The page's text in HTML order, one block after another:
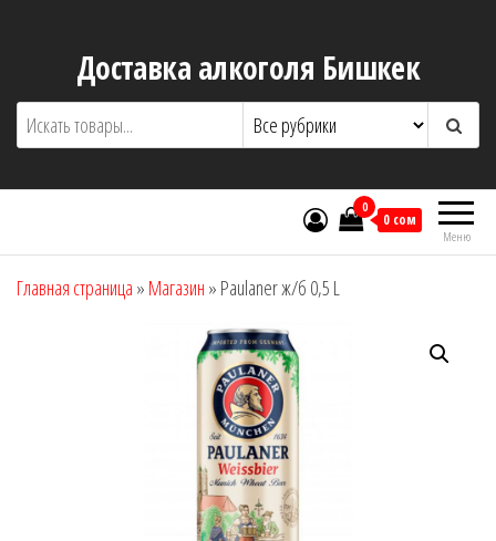
содержимомуДоставка алкоголя Бишкек
Меню
0
0 сом
Главная страница » Магазин » Paulaner ж/б 0,5 L